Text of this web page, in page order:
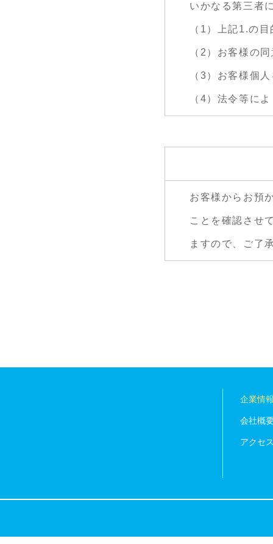
いかなる第三者
（1）上記1.の
（2）お客様の
（3）お客様個
（4）法令等に
お客様からお預
ことを確認させ
ますので、ご了
企業情
会社概
アクセ